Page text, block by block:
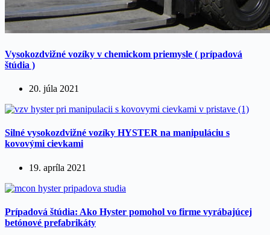
Vysokozdvižné vozíky v chemickom priemysle ( prípadová
štúdia )
20. júla 2021
Silné vysokozdvižné vozíky HYSTER na manipuláciu s
kovovými cievkami
19. apríla 2021
Prípadová štúdia: Ako Hyster pomohol vo firme vyrábajúcej
betónové prefabrikáty